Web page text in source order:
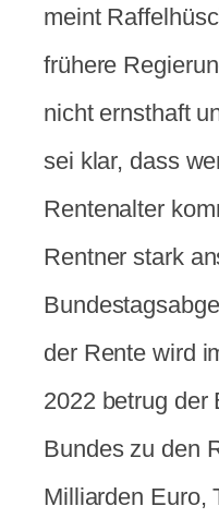
meint
frühere
nicht ernsthaft
sei klar, dass
Rentenalter
Rentner stark
der Rente wird
2022 betrug der
Bundes zu den
Milliarden Euro,